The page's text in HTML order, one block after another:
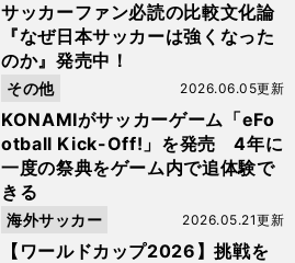
サッカーファン必読の比較文化論
『なぜ日本サッカーは強くなった
のか』発売中！
KONAMIがサッカーゲーム「eFo
otball Kick-Off!」を発売 4年に
一度の祭典をゲーム内で追体験で
きる
2026.06.05更新
その他
【ワールドカップ2026】挑戦を
2026.05.21更新
海外サッカー